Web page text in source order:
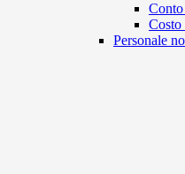
Conto
Costo
Personale